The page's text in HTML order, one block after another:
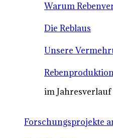
Warum
Die Reblaus
Unsere
im Jahresverlauf
Forschungsprojekte